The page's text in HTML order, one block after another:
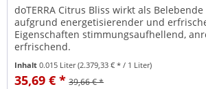
doTERRA Citrus Bliss wirkt als
aufgrund energetisierender und
Eigenschaften stimmungsaufhellend,
erfrischend.
Inhalt0.015 Liter(2.379,33 € * / 1 Liter)
35,69 € * 39,66 € *